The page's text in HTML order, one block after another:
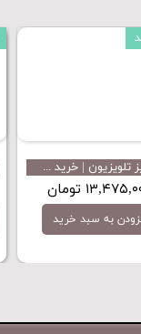
۶۵,۰۳۷,۵۰۰ تومان
افزودن به سبد خرید